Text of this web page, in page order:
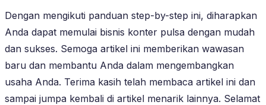
Dengan mengikuti panduan step-by-step ini, diharapkan
Anda dapat memulai bisnis konter pulsa dengan mudah
dan sukses. Semoga artikel ini memberikan wawasan
baru dan membantu Anda dalam mengembangkan
usaha Anda. Terima kasih telah membaca artikel ini dan
sampai jumpa kembali di artikel menarik lainnya. Selamat